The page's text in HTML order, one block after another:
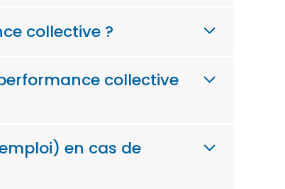
collective ?
collective
en cas de